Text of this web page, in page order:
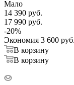
Мало
14 390 руб.
17 990 руб.
-20%
Экономия 3 600 руб.
В корзину
В корзину